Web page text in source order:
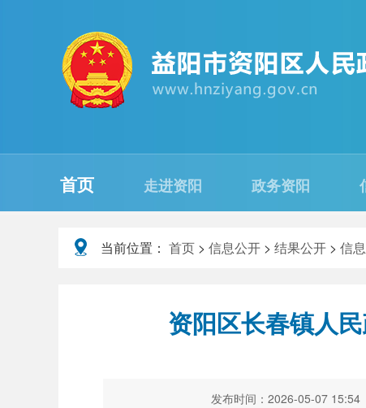
首页 走进资阳 政务资阳
当前位置： 首页 > 信息公开 > 结果公开 > 信
资阳区长春镇人
发布时间：2026-05-07 15:54